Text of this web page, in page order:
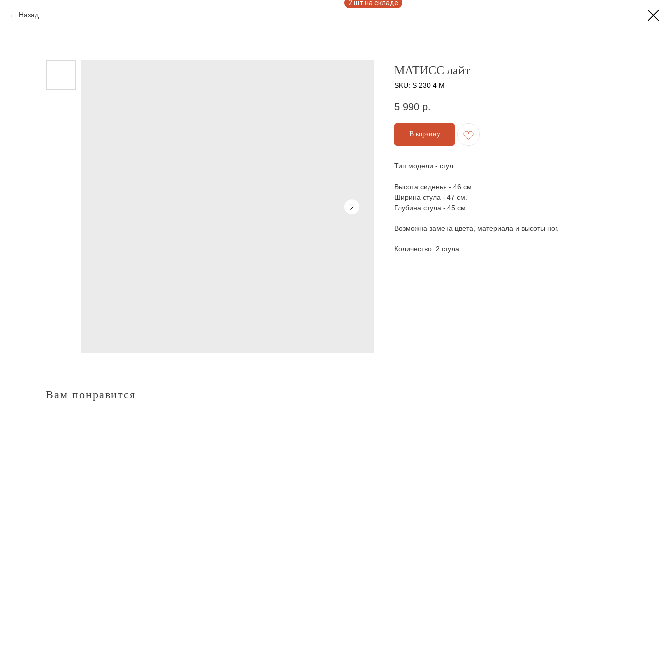
Назад
МАТИСС лайт
SKU: S 230 4 М
5 990 р.
В корзину
Тип модели - стул
Высота сиденья - 46 см.
Ширина стула - 47 см.
Глубина стула - 45 см.
Возможна замена цвета, материала и высоты ног.
Количество: 2 стула
Вам понравится